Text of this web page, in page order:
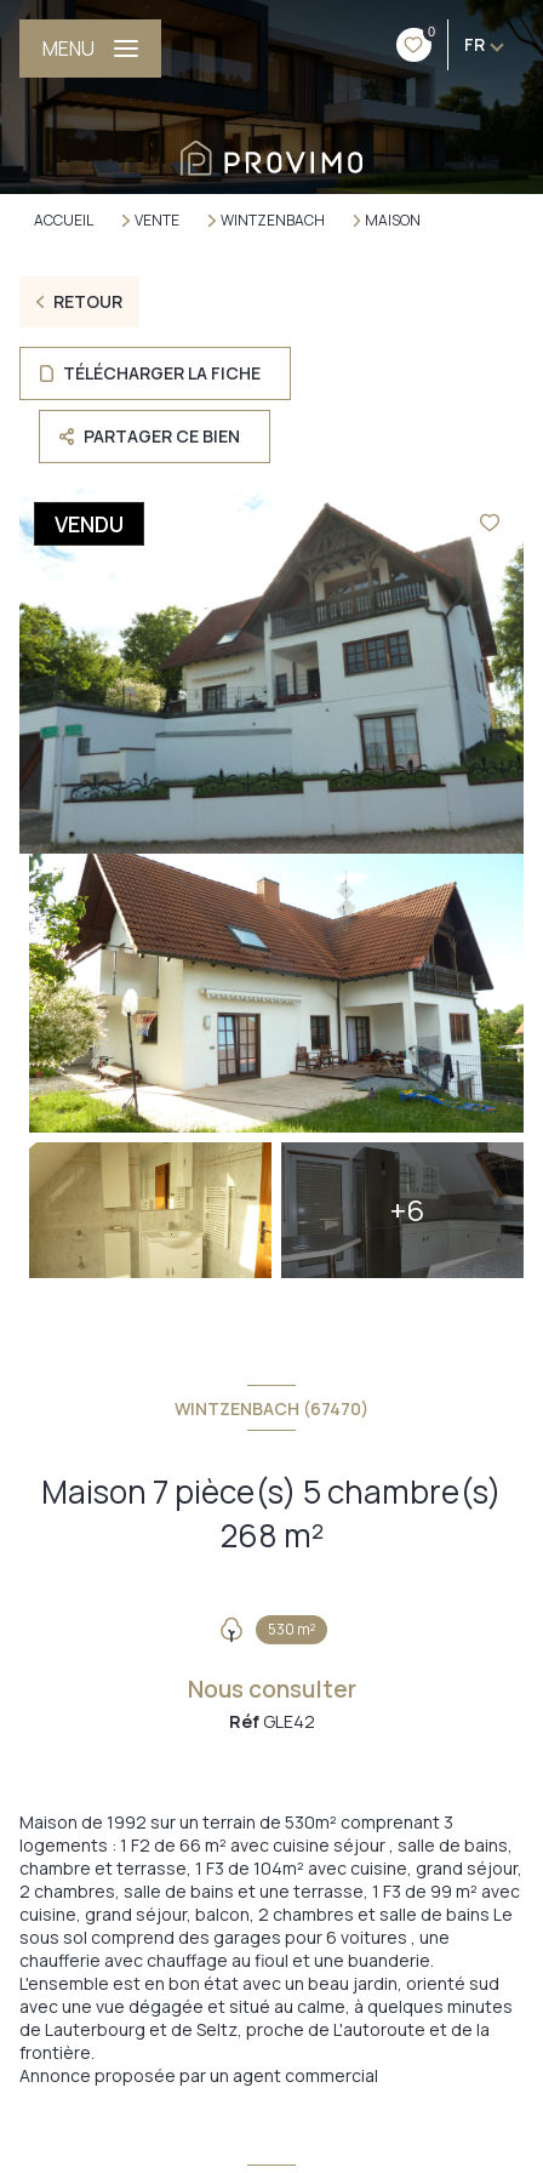
0
FR
MENU
ACCUEIL VENTE WINTZENBACH MAISON
RETOUR
TÉLÉCHARGER LA FICHE
PARTAGER CE BIEN
VENDU
+6
WINTZENBACH (67470)
Maison 7 pièce(s) 5 chambre(s)
268 m²
530 m²
Nous consulter
Réf GLE42
Maison de 1992 sur un terrain de 530m² comprenant 3
logements : 1 F2 de 66 m² avec cuisine séjour , salle de bains,
chambre et terrasse, 1 F3 de 104m² avec cuisine, grand séjour,
2 chambres, salle de bains et une terrasse, 1 F3 de 99 m² avec
cuisine, grand séjour, balcon, 2 chambres et salle de bains Le
sous sol comprend des garages pour 6 voitures , une
chaufferie avec chauffage au fioul et une buanderie.
L'ensemble est en bon état avec un beau jardin, orienté sud
avec une vue dégagée et situé au calme, à quelques minutes
de Lauterbourg et de Seltz, proche de L'autoroute et de la
frontière.
Annonce proposée par un agent commercial